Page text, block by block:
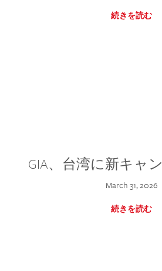
続きを読む
GIA、台湾に新キャ
March 31, 2026
続きを読む